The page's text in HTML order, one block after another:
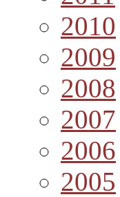
2010
2009
2008
2007
2006
2005